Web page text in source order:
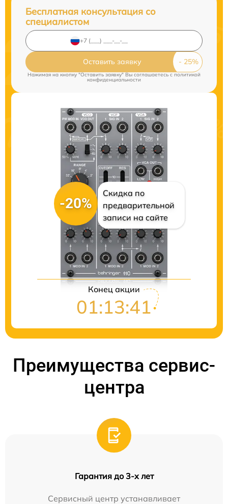
Бесплатная консультация со
специалистом
Оставить заявку
Нажимая на кнопку "Оставить заявку" Вы соглашаетесь cполитикой
конфиденциальности
-20%
Скидка по
предварительной
записи на сайте
Цены на ремонт
Конец акции
01:13:40
Преимущества сервис-
центра
Гарантия до 3-х лет
Сервисный центр устанавливает